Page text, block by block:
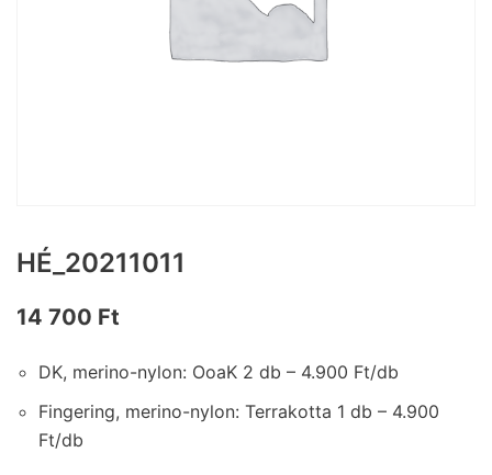
HÉ_20211011
14 700 Ft
DK, merino-nylon: OoaK 2 db – 4.900 Ft/db
Fingering, merino-nylon: Terrakotta 1 db – 4.900
Ft/db